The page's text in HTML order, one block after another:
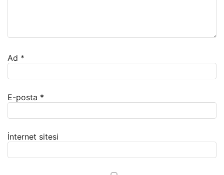
Ad *
E-posta *
İnternet sitesi